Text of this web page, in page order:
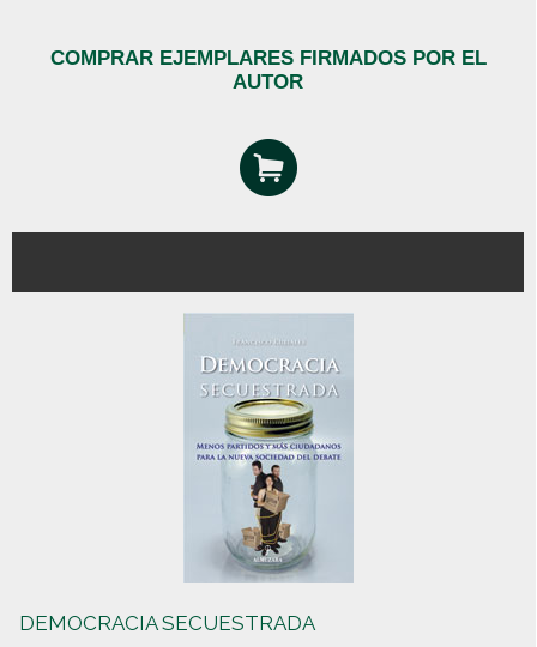
COMPRAR EJEMPLARES FIRMADOS POR EL
AUTOR
DEMOCRACIA SECUESTRADA